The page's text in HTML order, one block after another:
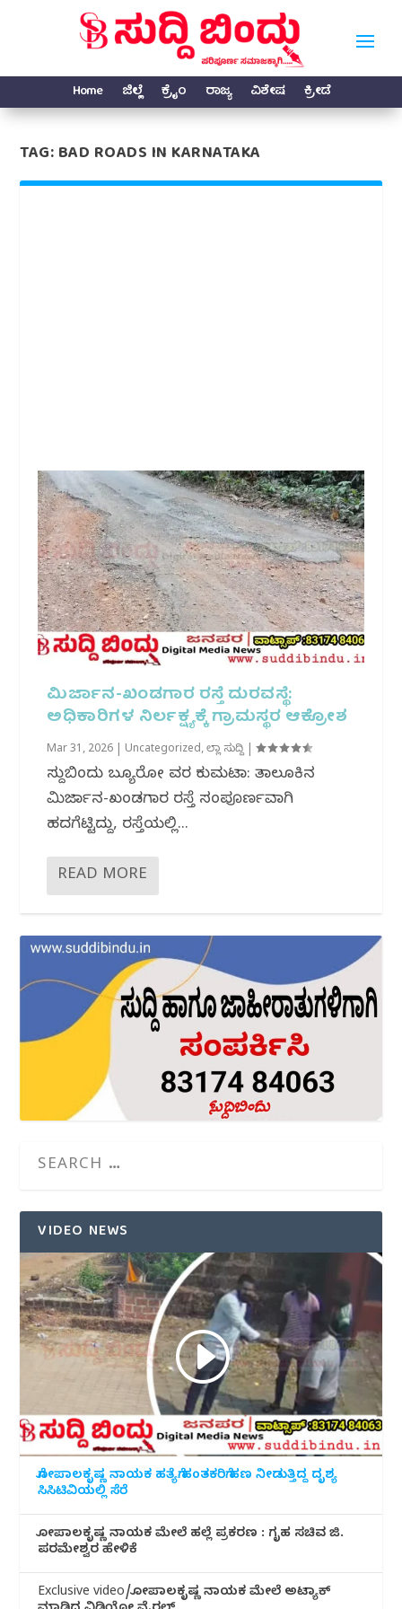
Home ಜಿಲ್ಲೆ ಕ್ರೈಂ ರಾಜ್ಯ ವಿಶೇಷ ಕ್ರೀಡೆ
TAG:BAD ROADS IN KARNATAKA
ಮಿರ್ಜಾನ-ಖಂಡಗಾರ ರಸ್ತೆ ದುರವಸ್ಥೆ:
ಅಧಿಕಾರಿಗಳ ನಿರ್ಲಕ್ಷ್ಯಕ್ಕೆ ಗ್ರಾಮಸ್ಥರ ಆಕ್ರೋಶ
Mar 31, 2026 Uncategorized,ಜಿಲ್ಲಾ ಸುದ್ದಿ |
ಸುದ್ದಿಬಿಂದು ಬ್ಯೂರೋ ವರದಿ ಕುಮಟಾ: ತಾಲೂಕಿನ
ಮಿರ್ಜಾನ-ಖಂಡಗಾರ ರಸ್ತೆ ಸಂಪೂರ್ಣವಾಗಿ
ಹದಗೆಟ್ಟಿದ್ದು, ರಸ್ತೆಯಲ್ಲಿ...
READ MORE
VIDEO NEWS
ಗೋಪಾಲಕೃಷ್ಣ ನಾಯಕ ಹತ್ಯೆಗೆ ಹಂತಕರಿಗೆ ಹಣ ನೀಡುತ್ತಿದ್ದ ದೃಶ್ಯ
ಸಿಸಿಟಿವಿಯಲ್ಲಿ ಸೆರೆ
ಗೋಪಾಲಕೃಷ್ಣ ನಾಯಕ ಮೇಲೆ ಹಲ್ಲೆ ಪ್ರಕರಣ : ಗೃಹ ಸಚಿವ ಜಿ.
ಪರಮೇಶ್ವರ ಹೇಳಿಕೆ
Exclusive video/ಗೋಪಾಲಕೃಷ್ಣ ನಾಯಕ ಮೇಲೆ ಅಟ್ಯಾಕ್